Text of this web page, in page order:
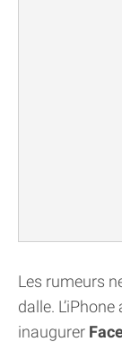
Les rumeurs
dalle.
inaugurer